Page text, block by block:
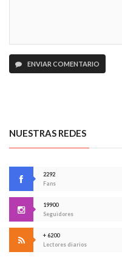
ENVIAR COMENTARIO
NUESTRAS REDES
2292
Fans
19900
Seguidores
+ 6200
Lectores diarios